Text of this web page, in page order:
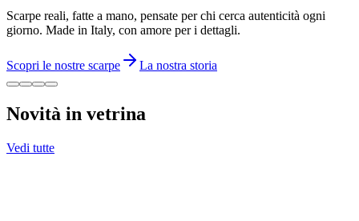
Scarpe reali, fatte a mano, pensate per chi cerca autenticità ogni
giorno. Made in Italy, con amore per i dettagli.
Scopri le nostre scarpe La nostra storia
Novità in vetrina
Vedi tutte